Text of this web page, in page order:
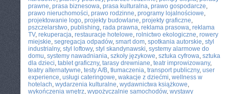
prawne, prasa biznesowa, prasa kulturalna, prawo gospodarcze,
prawo nieruchomości, prawo rodzinne, programy lojalnościowe,
projektowanie logo, projekty budowlane, projekty graficzne,
pszczelarstwo, publishing, rada prawna, reklama prasowa, reklama
TV, rekuperacja, restauracje hotelowe, rolnictwo ekologiczne, rowery
miejskie, segregacja odpadów, smart dom, spotkania autorskie, styl
industrialny, styl loftowy, styl skandynawski, systemy alarmowe do
domu, systemy nawadniania, szkoły językowe, sztuka cyfrowa, sztuka
dla dzieci, tablet graficzny, tarasy drewniane, teatr improwizowany,
teatry alternatywne, testy A/B, tłumaczenia, transport publiczny, user
experience, usługi cateringowe, wakacje z dziećmi, wellness w
hotelach, wydarzenia kulturalne, wydawnictwa książkowe,
wykończenia wnętrz, wypożyczalnie samochodów, wystawy